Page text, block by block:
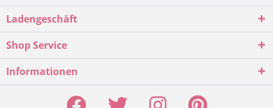
Ladengeschäft
Shop Service
Informationen